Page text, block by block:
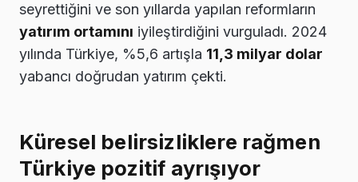
seyrettiğini ve son yıllarda yapılan reformların
yatırım ortamını iyileştirdiğini vurguladı. 2024
yılında Türkiye, %5,6 artışla 11,3 milyar dolar
yabancı doğrudan yatırım çekti.
Küresel belirsizliklere rağmen
Türkiye pozitif ayrışıyor